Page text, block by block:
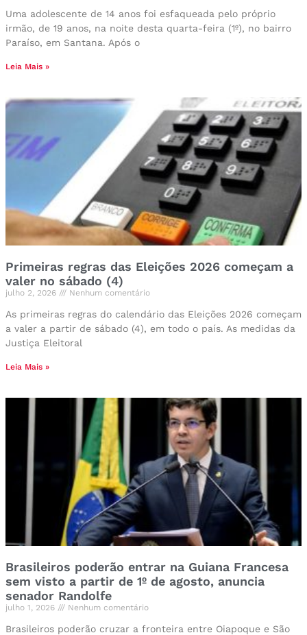
Uma adolescente de 14 anos foi esfaqueada pelo próprio
irmão, de 19 anos, na noite desta quarta-feira (1º), no bairro
Paraíso, em Santana. Após o
Leia Mais »
Primeiras regras das Eleições 2026 começam a
valer no sábado (4)
julho 2, 2026 Nenhum comentário
As primeiras regras do calendário das Eleições 2026 começam
a valer a partir de sábado (4), em todo o país. As medidas da
Justiça Eleitoral
Leia Mais »
Brasileiros poderão entrar na Guiana Francesa
sem visto a partir de 1º de agosto, anuncia
senador Randolfe
julho 1, 2026 Nenhum comentário
Brasileiros poderão cruzar a fronteira entre Oiapoque e São